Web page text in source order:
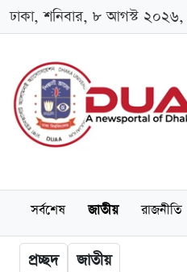
ঢাকা, শনিবার, ৮ আগস্ট
সর্বশেষ জাতীয় রাজনীতি
প্রচ্ছদ জাতীয়